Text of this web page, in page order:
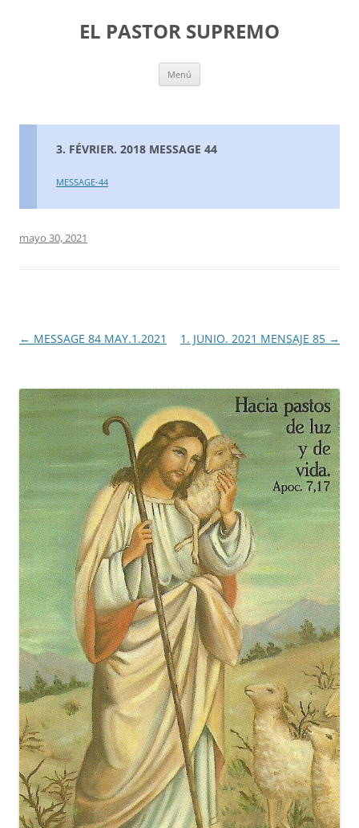
EL PASTOR SUPREMO
Menú
3. FÉVRIER. 2018 MESSAGE 44
MESSAGE-44
mayo 30, 2021
Navegación
← MESSAGE 84 MAY.1.2021 1. JUNIO. 2021 MENSAJE 85 →